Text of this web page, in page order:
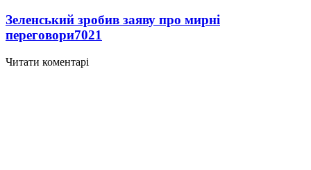
Зеленський зробив заяву про мирні
переговори7021
Читати коментарі